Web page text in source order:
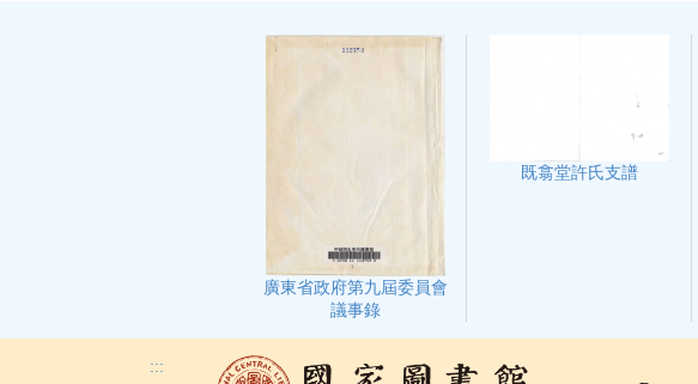
廣東省政府第九屆委員會
議事錄
既翕堂許氏支譜
:::